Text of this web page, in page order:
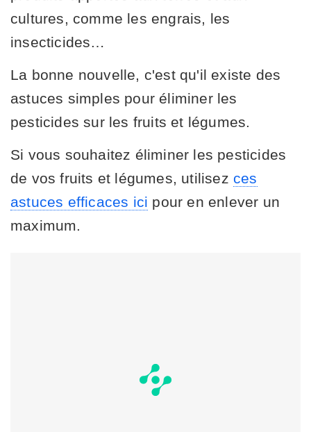
cultures, comme les engrais, les
insecticides…
La bonne nouvelle, c'est qu'il existe des
astuces simples pour éliminer les
pesticides sur les fruits et légumes.
Si vous souhaitez éliminer les pesticides
de vos fruits et légumes, utilisez ces
astuces efficaces ici pour en enlever un
maximum.